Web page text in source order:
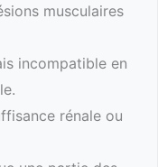
musculaires
incompatible en
rénale ou